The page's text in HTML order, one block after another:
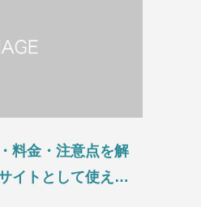
料金・注意点を解
イトとして使え